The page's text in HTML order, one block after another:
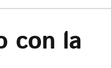
con la